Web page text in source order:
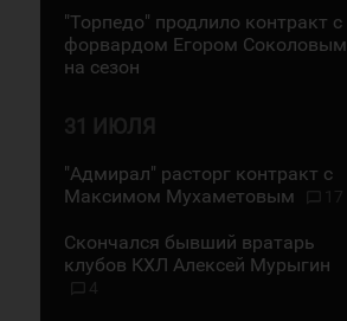
"Торпедо" продлило контракт с
форвардом Егором Соколовым
на сезон
31 ИЮЛЯ
"Адмирал" расторг контракт с
Максимом Мухаметовым
17
Скончался бывший вратарь
клубов КХЛ Алексей Мурыгин
4